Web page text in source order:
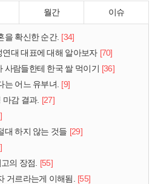
월간 이슈
을 확신한 순간. [34]
대 대표에 대해 알아보자 [70]
사람들한테 한국 쌀 먹이기 [36]
는 어느 유부녀. [9]
감 결과. [27]
대 하지 않는 것들 [29]
의 장점.
[55]
거르라는게 이해됨. [55]